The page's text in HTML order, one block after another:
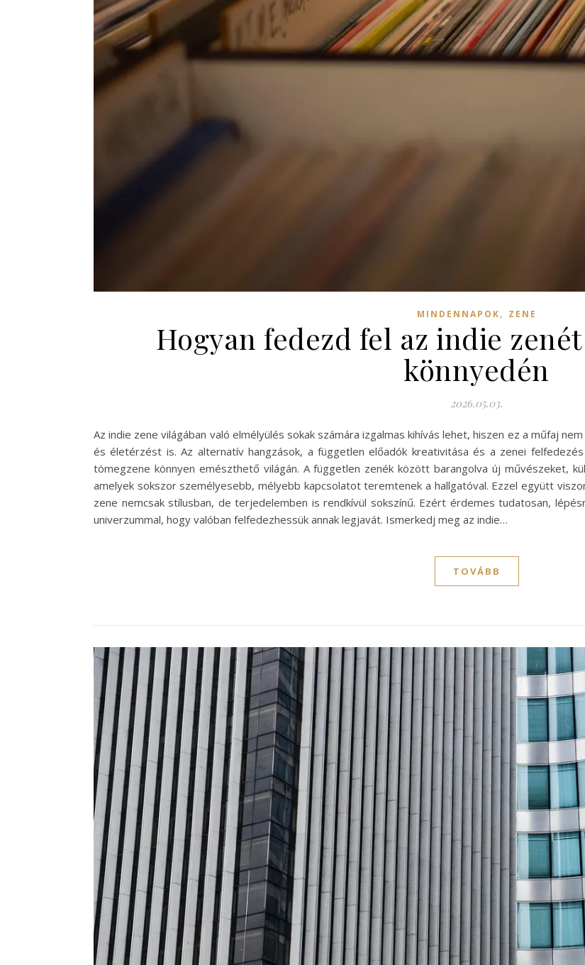
MINDENNAPOK, ZENE
Hogyan fedezd fel az indie
könnyedén
2026.05.03.
Az indie zene világában való elmélyülés sokak számára izgalmas kihívás lehet, hiszen ez a műfaj
és életérzést is. Az alternatív hangzások, a független előadók kreativitása és a zenei
tömegzene könnyen emészthető világán. A független zenék között barangolva új művészeket,
amelyek sokszor személyesebb, mélyebb kapcsolatot teremtenek a hallgatóval. Ezzel együtt
zene nemcsak stílusban, de terjedelemben is rendkívül sokszínű. Ezért érdemes tudatosan,
univerzummal, hogy valóban felfedezhessük annak legjavát. Ismerkedj meg az indie…
TOVÁBB